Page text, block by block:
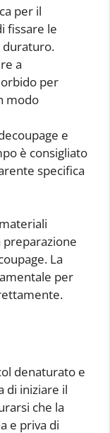
per il
fissare le
duraturo.
a
per
modo
e
è consigliato
specifica
preparazione
La
per
denaturato e
di iniziare il
che la
e priva di